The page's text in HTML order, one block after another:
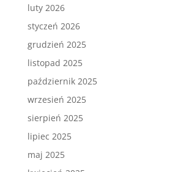
luty 2026
styczeń 2026
grudzień 2025
listopad 2025
październik 2025
wrzesień 2025
sierpień 2025
lipiec 2025
maj 2025